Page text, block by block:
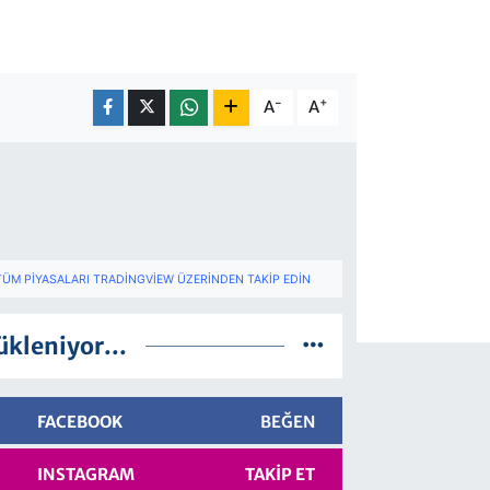
A- A+
PIYASALARI TRADINGVIEW ÜZERINDEN TAKIP EDIN
FACEBOOK BEĞEN
INSTAGRAM TAKIP ET